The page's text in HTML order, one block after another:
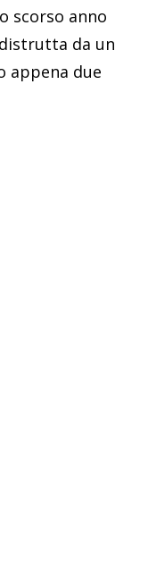
scorso anno
da un
appena due